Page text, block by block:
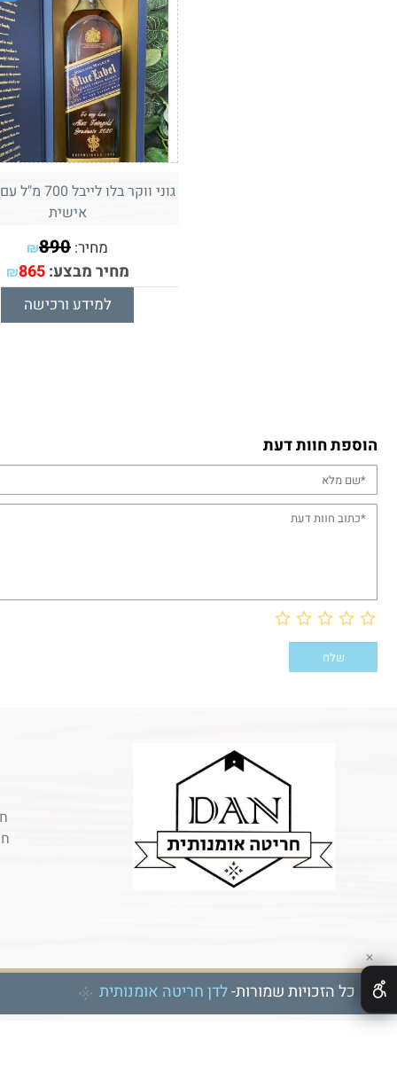
גוני ווקר בלו
אישית
מחיר: ₪890
מחיר מבצע: ₪865
למידע ורכישה
הוספת חוות דעת
כל הזכויות שמורות-לדן חריטה אומנותית
✕